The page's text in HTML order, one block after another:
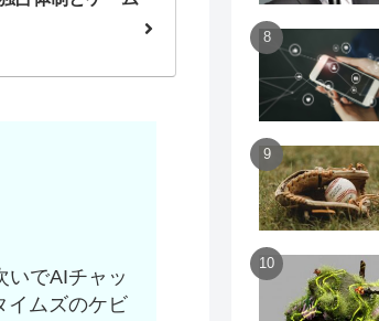
いでAIチャッ
イムズのケビ